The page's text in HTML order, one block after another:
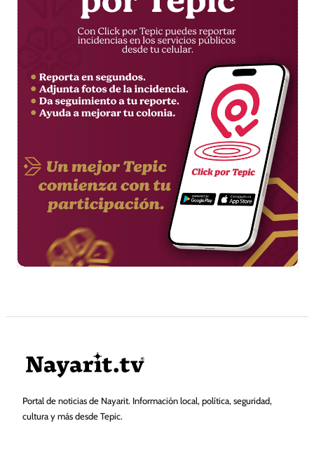
Portal de noticias de Nayarit. Información local, política, seguridad,
cultura y más desde Tepic.